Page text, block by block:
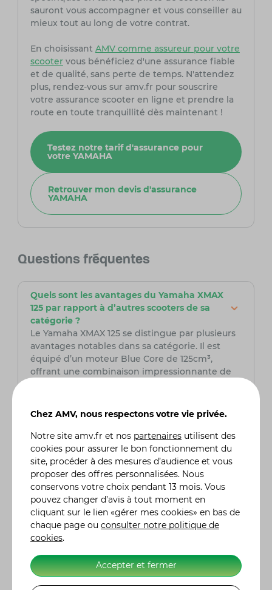
sauront vous accompagner et vous conseiller au
mieux tout au long de votre contrat.
En choisissant AMV comme assureur pour votre
scootervous bénéficiez d'une assurance fiable
et de qualité, sans perte de temps. N'attendez
plus, rendez-vous sur amv.fr pour souscrire
votre assurance scooter en ligne et prendre la
route en toute tranquillité dès maintenant !
Testez notre tarif d'assurance pour
votre YAMAHA
Retrouver mon devis d'assurance
YAMAHA
Questions fréquentes
Quels sont les avantages du Yamaha XMAX
125 par rapport à d’autres scooters de sa
catégorie ?
Le Yamaha XMAX 125 se distingue par plusieurs
avantages notables dans sa catégorie. Il est
équipé d’un moteur Blue Core de 125cm³,
offrant une combinaison impressionnante de
confort supérieur grâce à une selle spacieuse et
un système de suspension avancé. Le XMAX 125
est doté de technologies modernes telles que
le système de clé intelligente, le contrôle de
traction, et un écran LCD multifonctionnel. Ces
caractéristiques le rendent particulièrement
attrayant pour les utilisateurs qui recherchent à
la fois style et fonctionnalité.
Quelle est la capacité de stockage du
Yamaha XMAX 125 ?
Le Yamaha XMAX 125 offre une capacité de
stockage généreuse avec un coffre sous la selle
de 39 litres. Ce compartiment peut accueillir un
Chez AMV, nous respectons votre vie privée.
Notre site amv.fr et nos partenaires utilisent des
cookies pour assurer le bon fonctionnement du
site, procéder à des mesures d’audience et vous
proposer des offres personnalisées. Nous
conservons votre choix pendant 13 mois. Vous
pouvez changer d’avis à tout moment en
cliquant sur le lien «gérer mes cookies» en bas de
chaque page ou consulter notre politique de
cookies.
Accepter et fermer